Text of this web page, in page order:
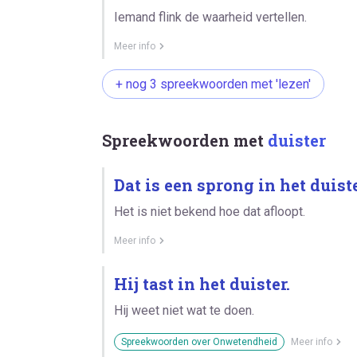
Iemand flink de waarheid vertellen.
Meer info
+ nog 3 spreekwoorden met 'lezen'
Spreekwoorden met duister
Dat is een sprong in het
Het is niet bekend hoe dat afloopt.
Meer info
Hij tast in het duister.
Hij weet niet wat te doen.
Spreekwoorden over Onwetendheid Meer info